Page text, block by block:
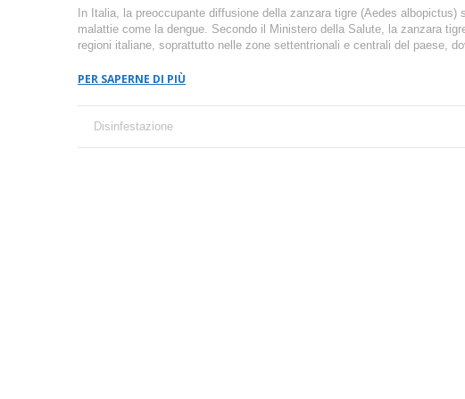
In Italia, la preoccupante diffusione della zanzara tigre (Aedes
malattie come la dengue. Secondo il Ministero della Salute, la zanzara
regioni italiane, soprattutto nelle zone settentrionali e centrali del paese,
PER SAPERNE DI PIÙ
Disinfestazione